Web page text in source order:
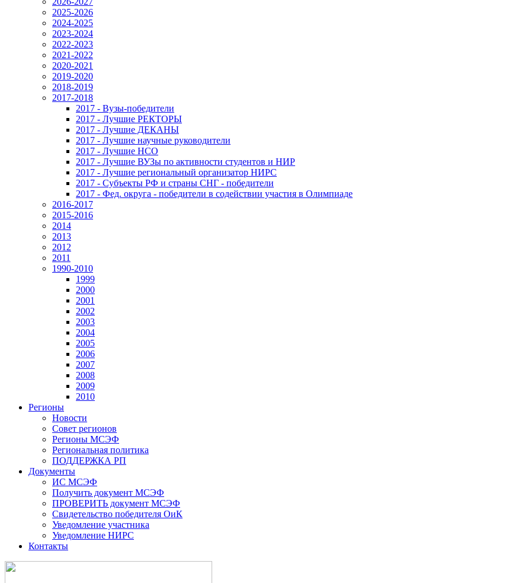
2025-2026
2024-2025
2023-2024
2022-2023
2021-2022
2020-2021
2019-2020
2018-2019
2017-2018
2017 - Вузы-победители
2017 - Лучшие РЕКТОРЫ
2017 - Лучшие ДЕКАНЫ
2017 - Лучшие научные руководители
2017 - Лучшие НСО
2017 - Лучшие ВУЗы по активности студентов и НИР
2017 - Лучшие региональный организатор НИРС
2017 - Субъекты РФ и страны СНГ - победители
2017 - Фед. округа - победители в содействии участия в Олимпиаде
2016-2017
2015-2016
2014
2013
2012
2011
1990-2010
1999
2000
2001
2002
2003
2004
2005
2006
2007
2008
2009
2010
Регионы
Новости
Совет регионов
Регионы МСЭФ
Региональная политика
ПОДДЕРЖКА РП
Документы
ИС МСЭФ
Получить документ МСЭФ
ПРОВЕРИТЬ документ МСЭФ
Свидетельство победителя ОиК
Уведомление участника
Уведомление НИРС
Контакты